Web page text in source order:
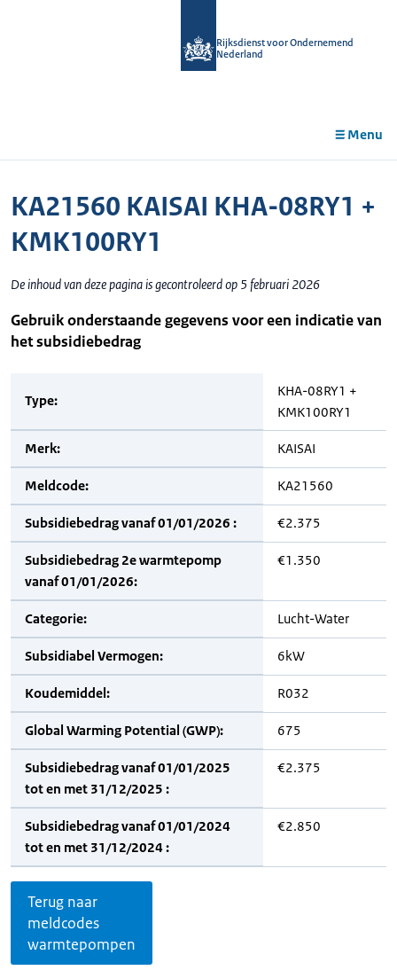
Rijksdienst voor Ondernemend
Nederland
Menu
KA21560 KAISAI KHA-08RY1 +
KMK100RY1
De inhoud van deze pagina is gecontroleerd op 5 februari 2026
Gebruik onderstaande gegevens voor een indicatie van
het subsidiebedrag
Type:
KHA-08RY1 +
KMK100RY1
Merk: KAISAI
Meldcode: KA21560
Subsidiebedrag vanaf 01/01/2026 : €2.375
Subsidiebedrag 2e warmtepomp
vanaf 01/01/2026:
€1.350
Categorie: Lucht-Water
Subsidiabel Vermogen: 6kW
Koudemiddel: R032
Global Warming Potential (GWP): 675
Subsidiebedrag vanaf 01/01/2025
tot en met 31/12/2025 :
€2.375
Subsidiebedrag vanaf 01/01/2024
tot en met 31/12/2024 :
€2.850
Terug naar
meldcodes
warmtepompen